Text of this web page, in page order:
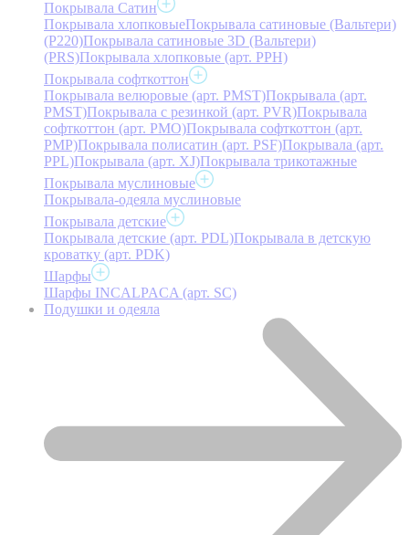
Покрывала Сатин
Покрывала хлопковыеПокрывала сатиновые (Вальтери)
(P220)Покрывала сатиновые 3D (Вальтери)
(PRS)Покрывала хлопковые (арт. PPH)
Покрывала софткоттон
Покрывала велюровые (арт. PMST)Покрывала (арт.
PMST)Покрывала с резинкой (арт. PVR)Покрывала
софткоттон (арт. PMO)Покрывала софткоттон (арт.
PMP)Покрывала полисатин (арт. PSF)Покрывала (арт.
PPL)Покрывала (арт. XJ)Покрывала трикотажные
Покрывала муслиновые
Покрывала-одеяла муслиновые
Покрывала детские
Покрывала детские (арт. PDL)Покрывала в детскую
кроватку (арт. PDK)
Шарфы
Шарфы INCALPACA (арт. SC)
Подушки и одеяла